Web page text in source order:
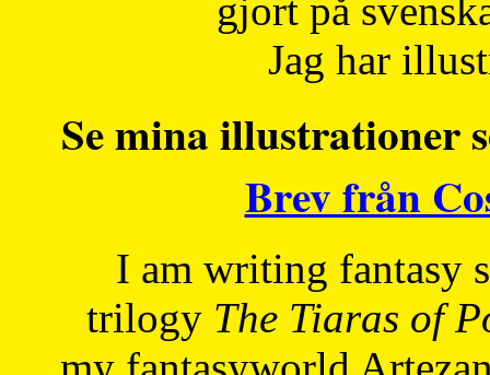
gjort på
Jag har
Se mina illustrationer
Brev från
I am writing fantasy
trilogy The Tiaras of